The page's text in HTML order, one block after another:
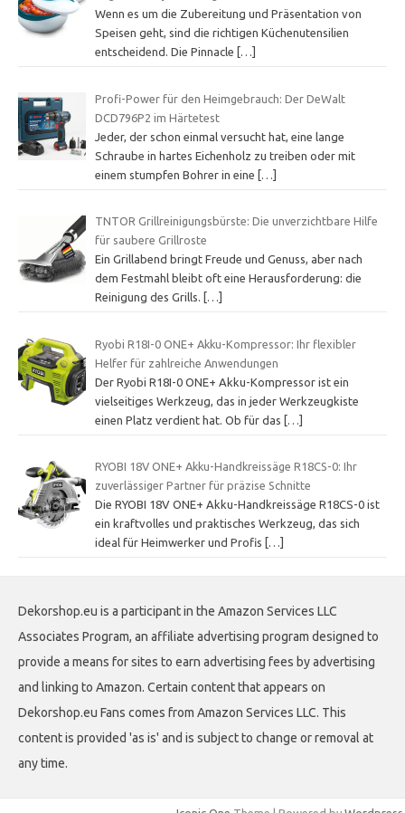
Wenn es um die Zubereitung und Präsentation von
Speisen geht, sind die richtigen Küchenutensilien
entscheidend. Die Pinnacle
[…]
Profi-Power für den Heimgebrauch: Der DeWalt
DCD796P2 im Härtetest
Jeder, der schon einmal versucht hat, eine lange
Schraube in hartes Eichenholz zu treiben oder mit
einem stumpfen Bohrer in eine […]
TNTOR Grillreinigungsbürste: Die unverzichtbare Hilfe
für saubere Grillroste
Ein Grillabend bringt Freude und Genuss, aber nach
dem Festmahl bleibt oft eine Herausforderung: die
Reinigung des Grills.
[…]
Ryobi R18I-0 ONE+ Akku-Kompressor: Ihr flexibler
Helfer für zahlreiche Anwendungen
Der Ryobi R18I-0 ONE+ Akku-Kompressor ist ein
vielseitiges Werkzeug, das in jeder Werkzeugkiste
einen Platz verdient hat. Ob für das […]
RYOBI 18V ONE+ Akku-Handkreissäge R18CS-0: Ihr
zuverlässiger Partner für präzise Schnitte
Die RYOBI 18V ONE+ Akku-Handkreissäge R18CS-0 ist
ein kraftvolles und praktisches Werkzeug, das sich
ideal für Heimwerker und Profis
[…]
Dekorshop.eu is a participant in the Amazon Services LLC
Associates Program, an affiliate advertising program designed to
provide a means for sites to earn advertising fees by advertising
and linking to Amazon. Certain content that appears on
Dekorshop.eu Fans comes from Amazon Services LLC. This
content is provided 'as is' and is subject to change or removal at
any time.